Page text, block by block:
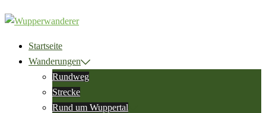
Zum
Inhalt
springenStartseite
Wanderungen
Rundweg
Strecke
Rund um Wuppertal